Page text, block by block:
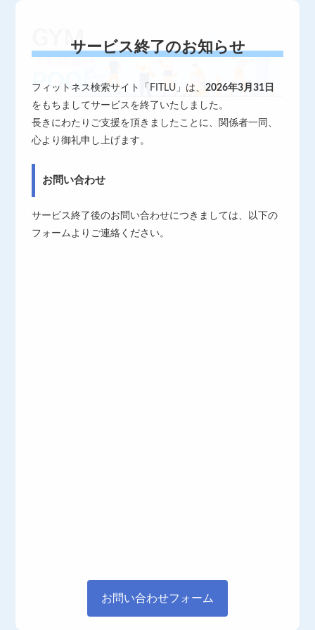
サービス終了のお知らせ
フィットネス検索サイト「FITLU」は、 2026年3月31日
をもちましてサービスを終了いたしました。
長きにわたりご支援を頂きましたことに、関係者一同、
心より御礼申し上げます。
お問い合わせ
サービス終了後のお問い合わせにつきましては、以下の
フォームよりご連絡ください。
お問い合わせフォーム